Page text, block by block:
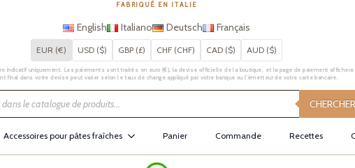
FABRIQUÉ EN ITALIE
English Italiano Deutsch Français
EUR (€) USD ($) GBP (£) CHF (CHF) CAD ($) AUD ($)
indicatif uniquement. Les paiements sont traités en euro (€), la devise officielle de la boutique, et la page de paiement affichera
final dans votre devise peut varier selon le taux de change appliqué par votre banque ou l’émetteur de votre carte bancaire.
CHERCHER
Accessoires pour pâtes fraîches Panier Commande Recettes